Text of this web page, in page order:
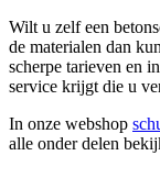
Wilt u zelf een
de materialen dan
scherpe tarieven en
service krijgt die u
In onze webshop
alle onder delen